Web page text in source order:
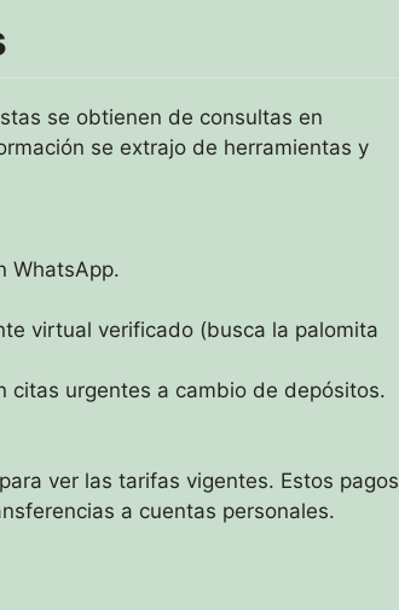
se obtienen de consultas en
se extrajo de herramientas y
WhatsApp.
virtual verificado (busca la palomita
citas urgentes a cambio de depósitos.
ver las tarifas vigentes. Estos pagos
a cuentas personales.